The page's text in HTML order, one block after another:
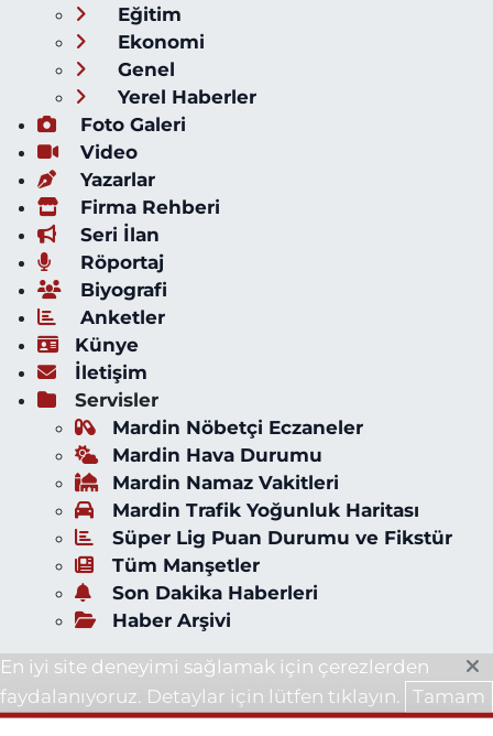
Eğitim
Ekonomi
Genel
Yerel Haberler
Foto Galeri
Video
Yazarlar
Firma Rehberi
Seri İlan
Röportaj
Biyografi
Anketler
Künye
İletişim
Servisler
Mardin Nöbetçi Eczaneler
Mardin Hava Durumu
Mardin Namaz Vakitleri
Mardin Trafik Yoğunluk Haritası
Süper Lig Puan Durumu ve Fikstür
Tüm Manşetler
Son Dakika Haberleri
Haber Arşivi
En iyi site deneyimi sağlamak için çerezlerden
faydalanıyoruz. Detaylar için lütfen tıklayın. Tamam